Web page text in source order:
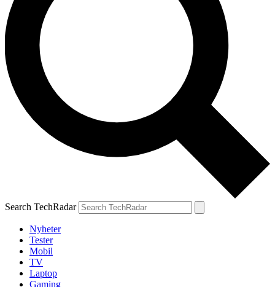
Search TechRadar
Nyheter
Tester
Mobil
TV
Laptop
Gaming